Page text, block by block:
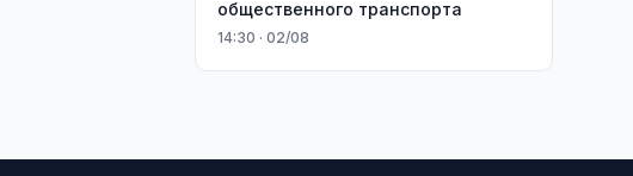
общественного транспорта
14:30 · 02/08